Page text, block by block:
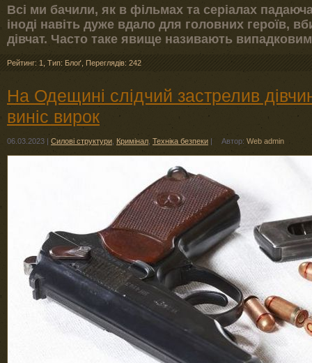
Всі ми бачили, як в фільмах та серіалах
іноді навіть дуже вдало для головних героїв,
дівчат. Часто таке явище називають
Рейтинг: 1 Тип: Блоґ Переглядів: 242
На Одещині слідчий застрелив
виніс вирок
06.03.2023 | Силові структури Кримінал Техніка безпеки | Автор: Web admin